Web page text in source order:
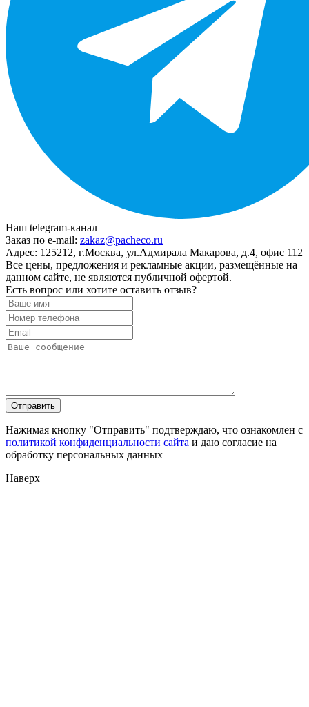
Наш telegram-канал
Заказ по e-mail: zakaz@pacheco.ru
Адрес: 125212, г.Москва, ул.Адмирала Макарова, д.4, офис 112
Все цены, предложения и рекламные акции, размещённые на
данном сайте, не являются публичной офертой.
Есть вопрос или хотите оставить отзыв?
Нажимая кнопку "Отправить" подтверждаю, что ознакомлен с
политикой конфиденциальности сайта и даю согласие на
обработку персональных данных
Наверх